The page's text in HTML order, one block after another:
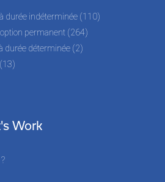
durée indéterminée (110)
permanent (264)
durée déterminée (2)
Work